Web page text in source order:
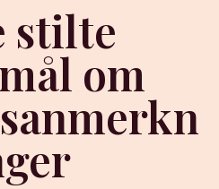
stilte
om